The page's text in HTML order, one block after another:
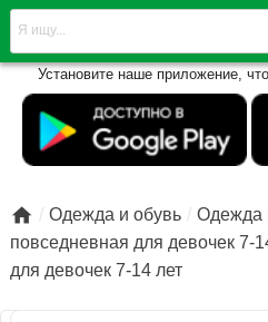
Установите наше приложение,
 Одежда и обувь Одежда
повседневная для девочек 7-
для девочек 7-14 лет